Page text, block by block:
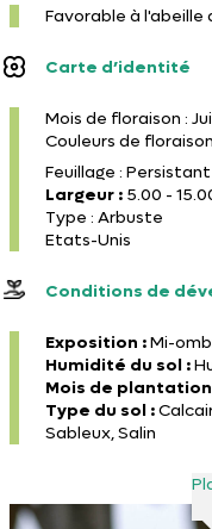
Favorable à l'abeille
Carte d’identité
Mois de floraison :
Couleurs de
Feuillage : Persistant
Largeur : 5.00 -
Type : Arbuste
Etats-Unis
Conditions de
Exposition :Mi-
Humidité du sol :
Mois de
Type du sol :
Sableux, Salin